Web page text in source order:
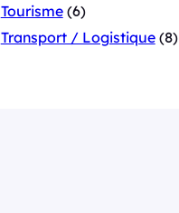
Tourisme(6)
Transport / Logistique(8)